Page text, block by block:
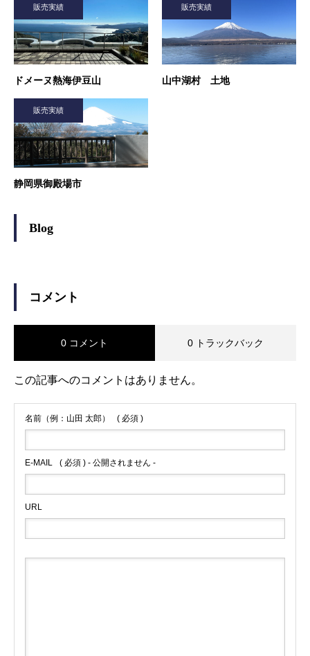
販売実績
ドメーヌ熱海伊豆山
販売実績
山中湖村 土地
販売実績
静岡県御殿場市
Blog
コメント
0 コメント 0 トラックバック
この記事へのコメントはありません。
名前（例：山田 太郎） ( 必須 )
E-MAIL ( 必須 ) - 公開されません -
URL